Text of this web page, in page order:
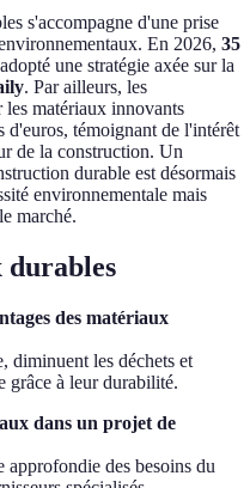
s'accompagne d'une prise
En 2026, 35
une stratégie axée sur la
. Par ailleurs, les
les matériaux innovants
d'euros, témoignant de l'intérêt
de la construction. Un
durable est désormais
environnementale mais
marché.
durables
des matériaux
diminuent les déchets et
grâce à leur durabilité.
dans un projet de
approfondie des besoins du